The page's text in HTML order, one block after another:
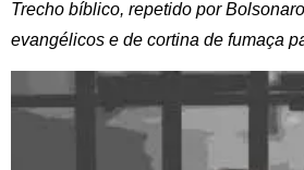
Trecho bíblico, repetido por
evangélicos e de cortina de fumaça